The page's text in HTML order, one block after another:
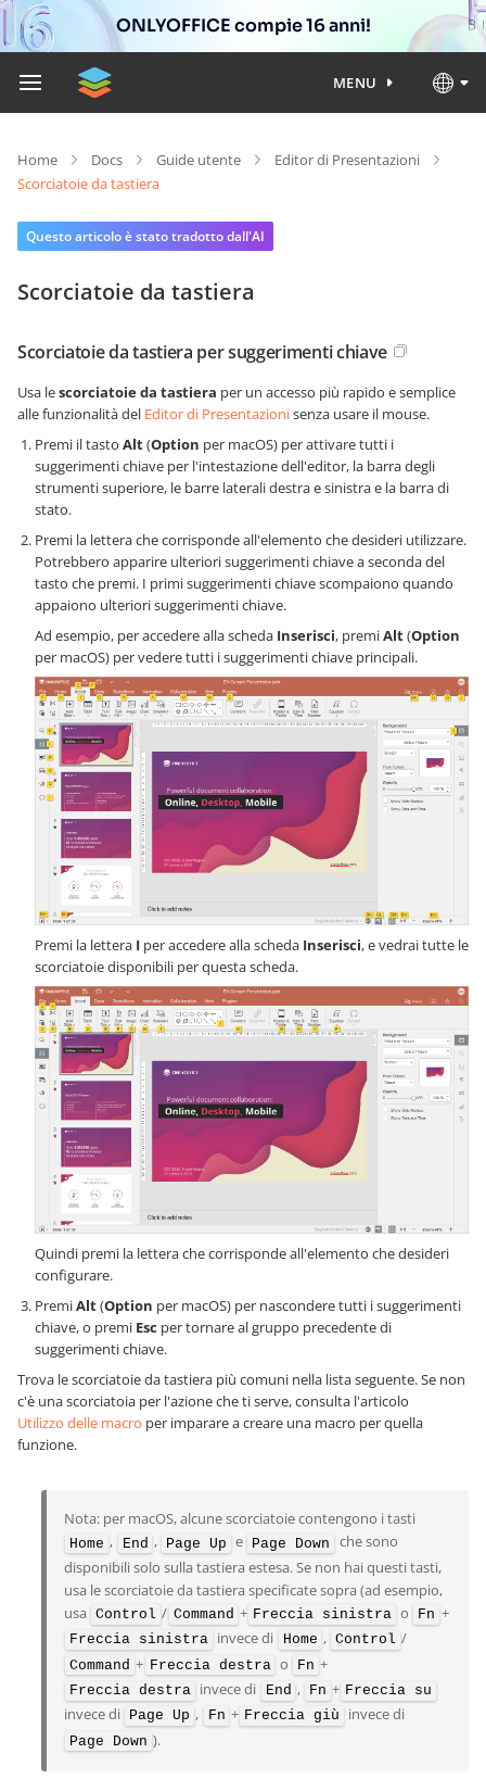
ONLYOFFICE compie 16 anni!
MENU
Home Docs Guide utente
Editor di Presentazioni
Scorciatoie da tastiera
Questo articolo è stato tradotto dall'AI
Scorciatoie da tastiera
Scorciatoie da tastiera per suggerimenti chiave
Usa lescorciatoie da tastiera per un accesso più rapido e semplice
alle funzionalità del Editor di Presentazionisenza usare il mouse.
Premi il tasto Alt(Option per macOS) per attivare tutti i
suggerimenti chiave per l'intestazione dell'editor, la barra degli
strumenti superiore, le barre laterali destra e sinistra e la barra di
stato.
Premi la lettera che corrisponde all'elemento che desideri utilizzare.
Potrebbero apparire ulteriori suggerimenti chiave a seconda del
tasto che premi. I primi suggerimenti chiave scompaiono quando
appaiono ulteriori suggerimenti chiave.
Ad esempio, per accedere alla scheda Inserisci, premiAlt(Option
per macOS) per vedere tutti i suggerimenti chiave principali.
Premi la lettera I per accedere alla scheda Inserisci, e vedrai tutte le
scorciatoie disponibili per questa scheda.
Quindi premi la lettera che corrisponde all'elemento che desideri
configurare.
PremiAlt(Option per macOS) per nascondere tutti i suggerimenti
chiave, o premi Esc per tornare al gruppo precedente di
suggerimenti chiave.
Trova le scorciatoie da tastiera più comuni nella lista seguente. Se non
c'è una scorciatoia per l'azione che ti serve, consulta l'articolo
Utilizzo delle macro per imparare a creare una macro per quella
funzione.
Nota: per macOS, alcune scorciatoie contengono i tasti
Home , End , Page Up e Page Down
che sono
disponibili solo sulla tastiera estesa. Se non hai questi tasti,
usa le scorciatoie da tastiera specificate sopra (ad esempio,
usa
Control / Command + Freccia sinistra o Fn +
Freccia sinistra invece di Home , Control /
Command + Freccia destra o Fn +
Freccia destra invece di End , Fn + Freccia su
invece di Page Up , Fn + Freccia giù invece di
Page Down ).